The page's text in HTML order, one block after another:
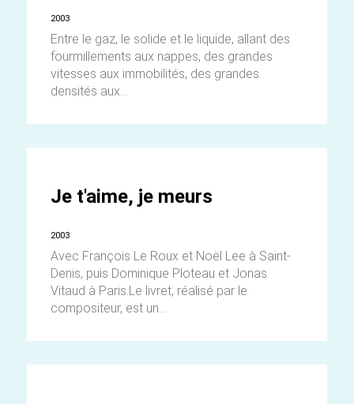
2003
Entre le gaz, le solide et le liquide, allant des
fourmillements aux nappes, des grandes
vitesses aux immobilités, des grandes
densités aux...
Je t'aime, je meurs
2003
Avec François Le Roux et Noël Lee à Saint-
Denis, puis Dominique Ploteau et Jonas
Vitaud à Paris.Le livret, réalisé par le
compositeur, est un...